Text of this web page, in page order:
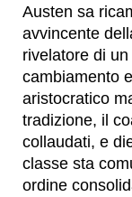
Austen sa
avvincente
rivelatore di
cambiamento
aristocratico
tradizione, il
collaudati, e
classe sta
ordine